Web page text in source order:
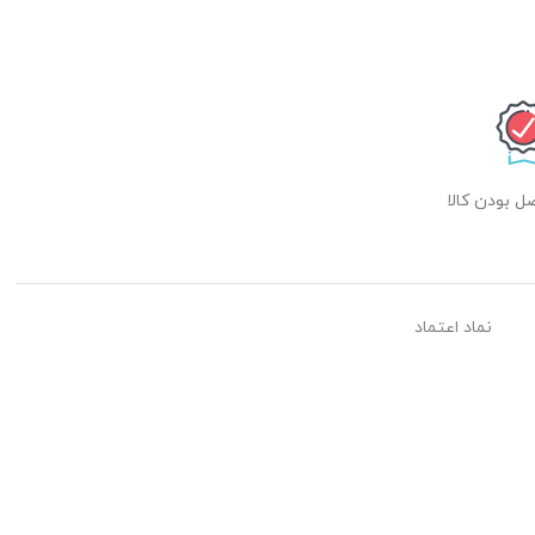
بودن کالا
نماد اعتماد